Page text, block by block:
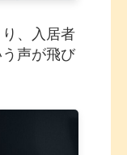
、入居者
声が飛び